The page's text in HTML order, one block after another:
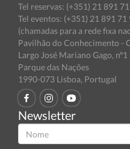
Tel reservas: (+351) 21 891
Tel eventos: (+351) 21 891 71
(chamadas para a rede fixa
Pavilhão do Conhecimento -
Largo José Mariano Gago, nº1
Parque das Nações
1990-073 Lisboa, Portugal
Newsletter